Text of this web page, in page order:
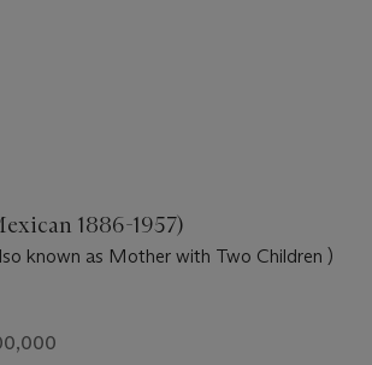
1886-1957)
known as Mother with Two Children )